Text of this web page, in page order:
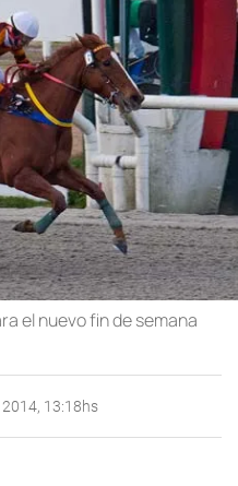
el nuevo fin de semana
13:18hs